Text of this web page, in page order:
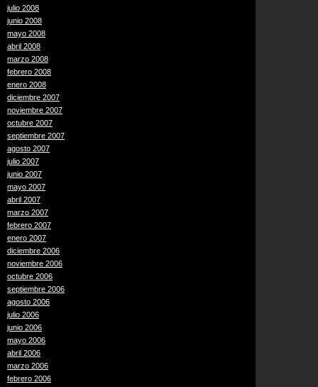
julio 2008
junio 2008
mayo 2008
abril 2008
marzo 2008
febrero 2008
enero 2008
diciembre 2007
noviembre 2007
octubre 2007
septiembre 2007
agosto 2007
julio 2007
junio 2007
mayo 2007
abril 2007
marzo 2007
febrero 2007
enero 2007
diciembre 2006
noviembre 2006
octubre 2006
septiembre 2006
agosto 2006
julio 2006
junio 2006
mayo 2006
abril 2006
marzo 2006
febrero 2006